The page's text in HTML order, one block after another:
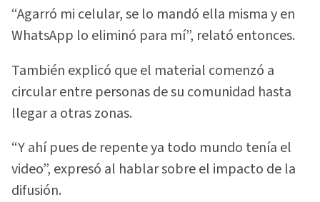
“Agarró mi celular, se lo mandó ella misma y en
WhatsApp lo eliminó para mí”, relató entonces.
También explicó que el material comenzó a
circular entre personas de su comunidad hasta
llegar a otras zonas.
“Y ahí pues de repente ya todo mundo tenía el
video”, expresó al hablar sobre el impacto de la
difusión.